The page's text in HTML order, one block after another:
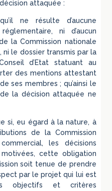
attaquée :
ne résulte d’aucune
ni d’aucun
la Commission nationale
ni le dossier transmis par la
d’Etat statuant au
des mentions attestant
ses membres ; qu’ainsi le
la décision attaquée ne
si, eu égard à la nature, à
de la Commission
les décisions
cette obligation
soit tenue de prendre
par le projet qui lui est
objectifs et critères